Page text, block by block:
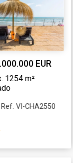
EUR
1254 m²
Ref. VI-CHA2550